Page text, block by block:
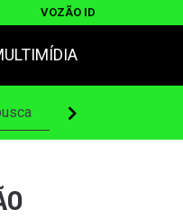
VOZÃO ID